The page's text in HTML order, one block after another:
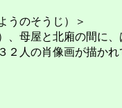
うのそうじ）＞
、母屋と北廂の間に
２人の肖像画が描かれ